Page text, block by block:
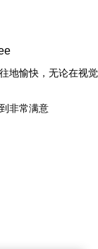
地愉快，无论在视觉
非常满意